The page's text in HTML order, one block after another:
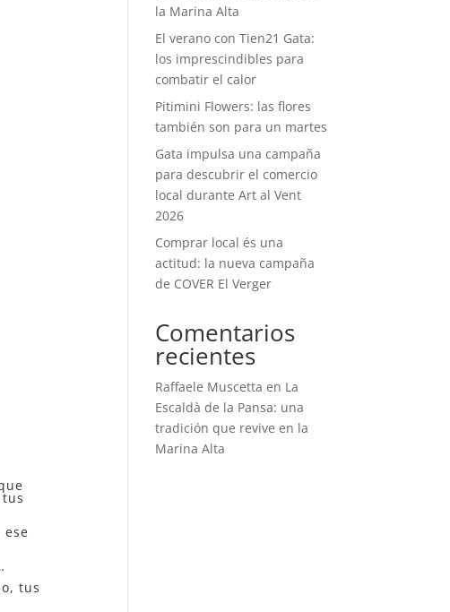
tus
la Marina Alta
El verano con Tien21 Gata:
los imprescindibles para
combatir el calor
Pitimini Flowers: las flores
también son para un martes
Gata impulsa una campaña
para descubrir el comercio
local durante Art al Vent
2026
Comprar local és una
actitud: la nueva campaña
de COVER El Verger
Comentarios
recientes
Raffaele Muscetta en La
Escaldà de la Pansa: una
tradición que revive en la
Marina Alta